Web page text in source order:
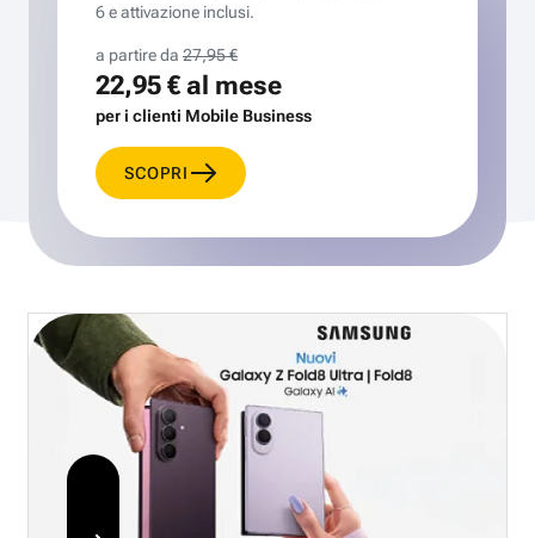
6 e attivazione inclusi.
a partire da 27,95 €
22,95 €al mese
per i clienti Mobile Business
SCOPRI